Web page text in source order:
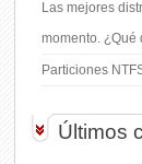
Las mejores
momento.
Particiones
Últimos